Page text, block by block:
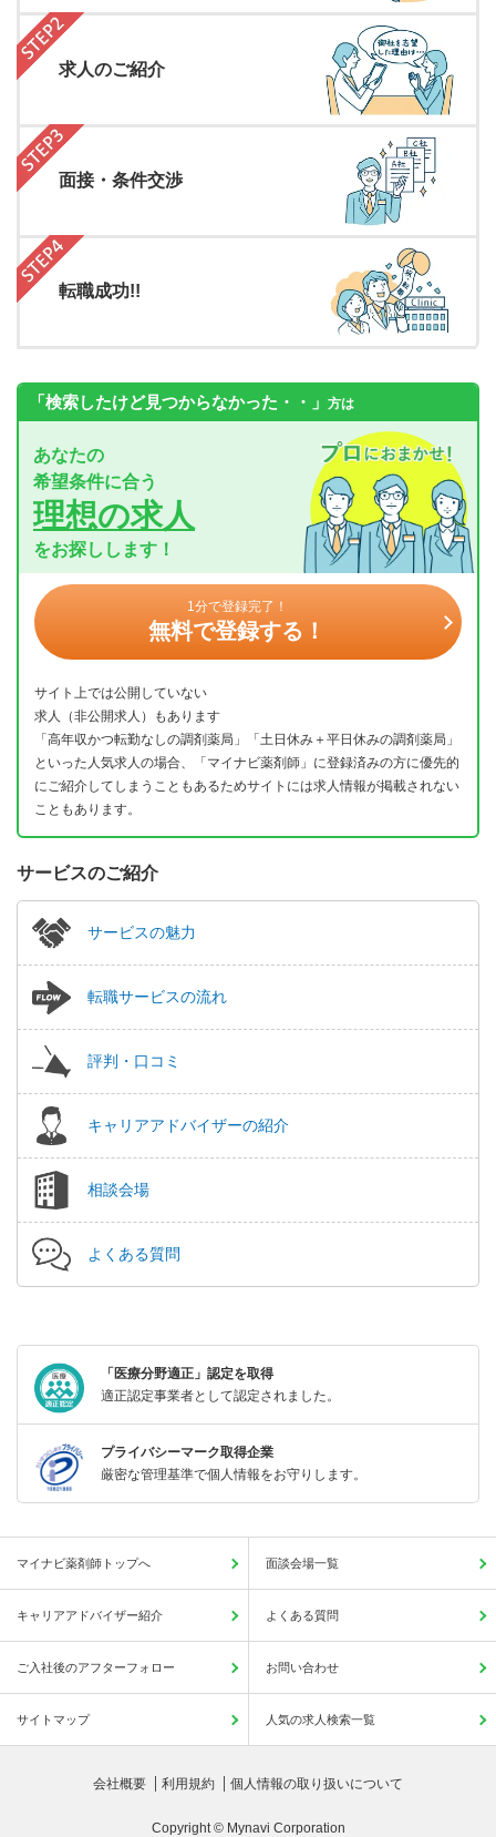
求人のご紹介
面接・条件交渉
転職成功!!
「検索したけど見つからなかった・・」 方は
あなたの
希望条件に合う
理想の求人
をお探しします！
1分で登録完了！
無料で登録する！
サイト上では公開していない
求人（非公開求人）もあります
「高年収かつ転勤なしの調剤薬局」「土日休み＋平日休みの調剤薬局」
といった人気求人の場合、「マイナビ薬剤師」に登録済みの方に優先的
にご紹介してしまうこともあるためサイトには求人情報が掲載されない
こともあります。
サービスのご紹介
サービスの魅力
転職サービスの流れ
評判・口コミ
キャリアアドバイザーの紹介
相談会場
よくある質問
「医療分野適正」認定を取得
適正認定事業者として認定されました。
プライバシーマーク取得企業
厳密な管理基準で個人情報をお守りします。
マイナビ薬剤師トップへ 面談会場一覧
キャリアアドバイザー紹介 よくある質問
ご入社後のアフターフォロー お問い合わせ
サイトマップ 人気の求人検索一覧
会社概要 利用規約 個人情報の取り扱いについて
Copyright © Mynavi Corporation